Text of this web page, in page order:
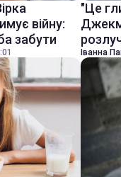
війну:
забути
"Це
Іванна